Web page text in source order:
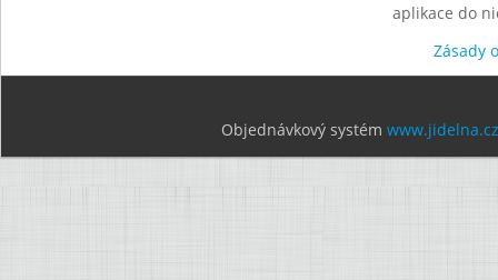
aplikace do
Zásady
Objednávkový systém www.jidelna.cz